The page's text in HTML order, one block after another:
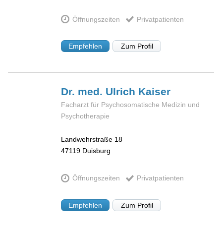
Öffnungszeiten Privatpatienten
Empfehlen Zum Profil
Dr. med. Ulrich Kaiser
Facharzt für Psychosomatische Medizin und
Psychotherapie
Landwehrstraße 18
47119 Duisburg
Öffnungszeiten Privatpatienten
Empfehlen Zum Profil